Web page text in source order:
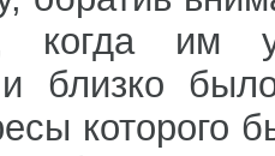
им
и близко
которого